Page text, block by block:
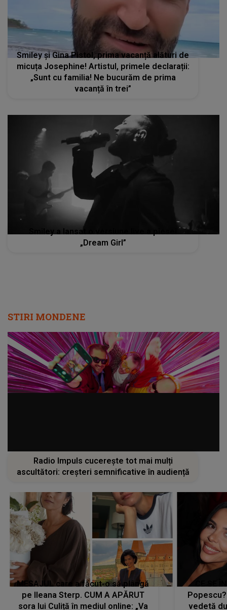
Smiley și Gina Pistol, prima vacanță alături de
micuța Josephine! Artistul, primele declarații:
„Sunt cu familia! Ne bucurăm de prima
vacanță în trei”
Smiley a lansat o versiune live a piesei
„Dream Girl”
STIRI MONDENE
Radio Impuls cucerește tot mai mulți
ascultători: creșteri semnificative în audiență
MESAJUL care a făcut-o să plângă
pe Ileana Sterp. CUM A APĂRUT
sora lui Culiță în mediul online: „Va
vedetă